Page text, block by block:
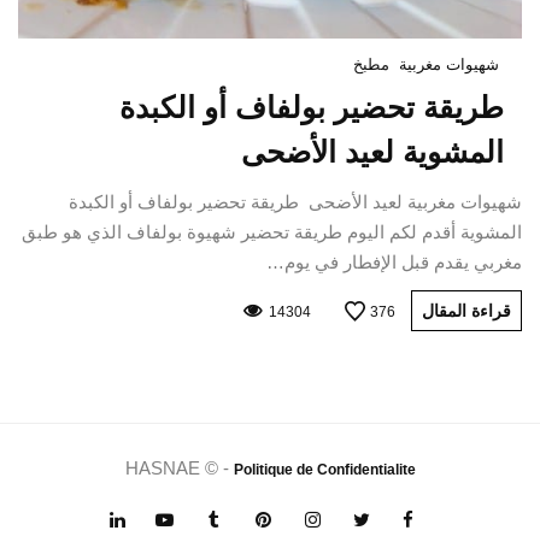
شهيوات مغربية مطبخ
طريقة تحضير بولفاف أو الكبدة
المشوية لعيد الأضحى
شهيوات مغربية لعيد الأضحى طريقة تحضير بولفاف أو الكبدة
المشوية أقدم لكم اليوم طريقة تحضير شهيوة بولفاف الذي هو طبق
مغربي يقدم قبل الإفطار في يوم…
قراءة المقال 376
14304
HASNAE © - Politique de Confidentialite